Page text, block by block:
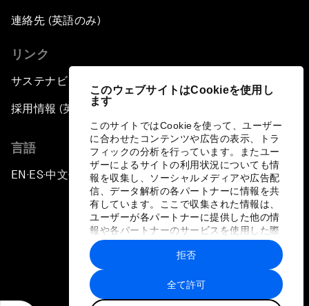
このウェブサイトはCookieを使用し
ます
このサイトではCookieを使って、ユーザー
に合わせたコンテンツや広告の表示、トラ
フィックの分析を行っています。またユー
ザーによるサイトの利用状況についても情
報を収集し、ソーシャルメディアや広告配
信、データ解析の各パートナーに情報を共
有しています。ここで収集された情報は、
ユーザーが各パートナーに提供した他の情
報や各パートナーのサービスを使用した際
に収集された情報と組み合わされ、各パー
トナーによって使用されることがありま
す。
全て許可
拒否
連絡先 (英語のみ)
リンク
サステナビリティへの取り組み
採用情報 (英語のみ)
言語
EN ▪ES▪中文▪ 日本語
プライバシーポリシーと利用規約
サイトマップ